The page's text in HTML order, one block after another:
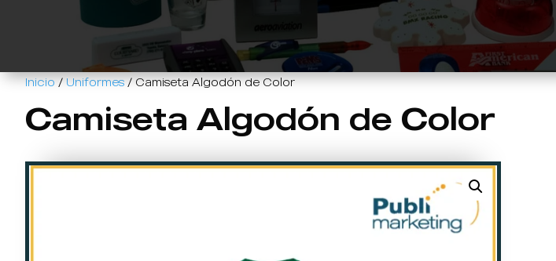
Inicio/Uniformes/ Camiseta Algodón de Color
Camiseta Algodón de Color